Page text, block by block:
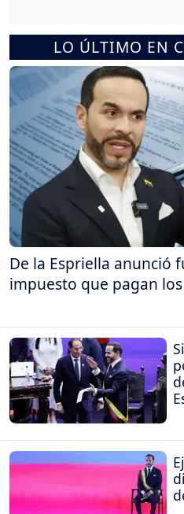
LO ÚLTIMO EN
De la Espriella anunció
impuesto que pagan